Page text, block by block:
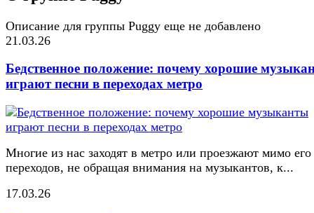
Описание для группы Puggy еще не добавлено
21.03.26
Бедственное положение: почему хорошие
играют песни в переходах метро
Многие из нас заходят в метро или проезжают мимо его
переходов, не обращая внимания на музыкантов, к...
17.03.26